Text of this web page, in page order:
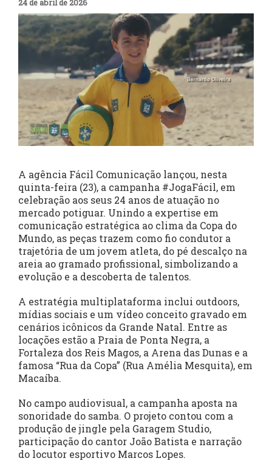
24 de abril de 2026
A agência Fácil Comunicação lançou, nesta
quinta-feira (23), a campanha #JogaFácil, em
celebração aos seus 24 anos de atuação no
mercado potiguar. Unindo a expertise em
comunicação estratégica ao clima da Copa do
Mundo, as peças trazem como fio condutor a
trajetória de um jovem atleta, do pé descalço na
areia ao gramado profissional, simbolizando a
evolução e a descoberta de talentos.
A estratégia multiplataforma inclui outdoors,
mídias sociais e um vídeo conceito gravado em
cenários icônicos da Grande Natal. Entre as
locações estão a Praia de Ponta Negra, a
Fortaleza dos Reis Magos, a Arena das Dunas e a
famosa “Rua da Copa” (Rua Amélia Mesquita), em
Macaíba.
No campo audiovisual, a campanha aposta na
sonoridade do samba. O projeto contou com a
produção de jingle pela Garagem Studio,
participação do cantor João Batista e narração
do locutor esportivo Marcos Lopes.